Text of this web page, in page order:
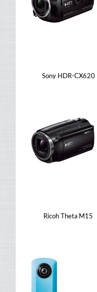
Sony HDR-CX620
Ricoh Theta M15